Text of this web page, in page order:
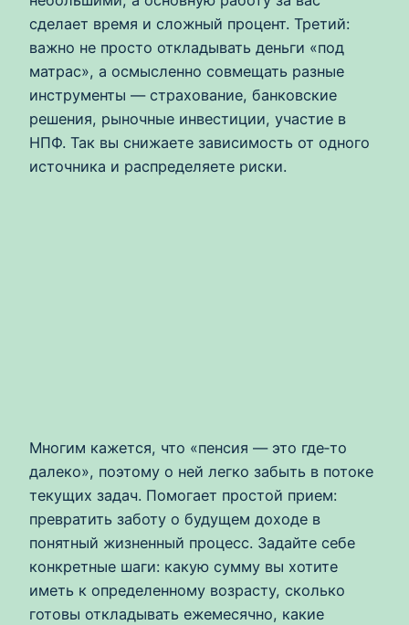
сделает время и сложный процент. Третий:
важно не просто откладывать деньги «под
матрас», а осмысленно совмещать разные
инструменты — страхование, банковские
решения, рыночные инвестиции, участие в
НПФ. Так вы снижаете зависимость от одного
источника и распределяете риски.
Многим кажется, что «пенсия — это где‑то
далеко», поэтому о ней легко забыть в потоке
текущих задач. Помогает простой прием:
превратить заботу о будущем доходе в
понятный жизненный процесс. Задайте себе
конкретные шаги: какую сумму вы хотите
иметь к определенному возрасту, сколько
готовы откладывать ежемесячно, какие